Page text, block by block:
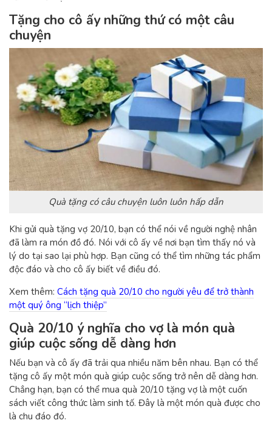
Tặng cho cô ấy những thứ có một câu
chuyện
Quà tặng có câu chuyện luôn luôn hấp dẫn
Khi gửi quà tặng vợ 20/10, bạn có thể nói về người nghệ nhân
đã làm ra món đồ đó. Nói với cô ấy về nơi bạn tìm thấy nó và
lý do tại sao lại phù hợp. Bạn cũng có thể tìm những tác phẩm
độc đáo và cho cô ấy biết về điều đó.
Xem thêm: Cách tặng quà 20/10 cho người yêu để trở thành
một quý ông “lịch thiệp”
Quà 20/10 ý nghĩa cho vợ là món quà
giúp cuộc sống dễ dàng hơn
Nếu bạn và cô ấy đã trải qua nhiều năm bên nhau. Bạn có thể
tặng cô ấy một món quà giúp cuộc sống trở nên dễ dàng hơn.
Chẳng hạn, bạn có thể mua quà 20/10 tặng vợ là một cuốn
sách viết công thức làm sinh tố. Đây là một món quà được cho
là chu đáo đó.